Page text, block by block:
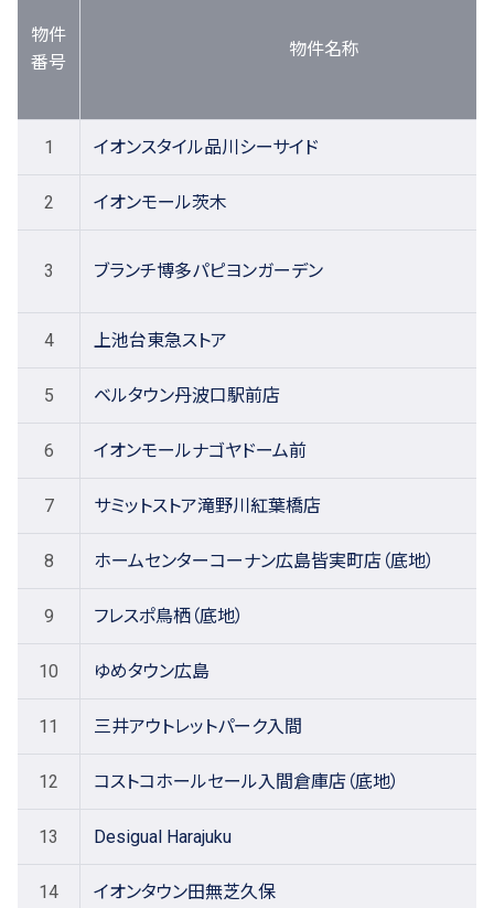
物件
番号
物件名称
1 イオンスタイル品川シーサイド
2 イオンモール茨木
3 ブランチ博多パピヨンガーデン
4 上池台東急ストア
5 ベルタウン丹波口駅前店
6 イオンモールナゴヤドーム前
7 サミットストア滝野川紅葉橋店
8 ホームセンターコーナン広島皆実町店（底地）
9 フレスポ鳥栖（底地）
10 ゆめタウン広島
11 三井アウトレットパーク入間
12 コストコホールセール入間倉庫店（底地）
13 Desigual Harajuku
14 イオンタウン田無芝久保